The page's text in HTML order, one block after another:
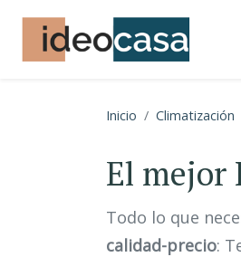
Inicio Climatización
El mejor
Todo lo que
calidad-precio: